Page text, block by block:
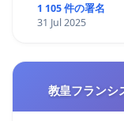
1 105 件の署名
31 Jul 2025
教皇フランシ